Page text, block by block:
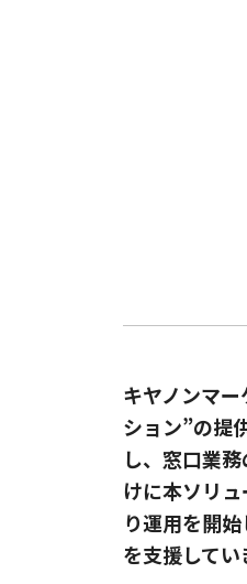
キヤノンマ
ション”の提
し、窓口業
けに本ソリ
り運用を開
を支援してい